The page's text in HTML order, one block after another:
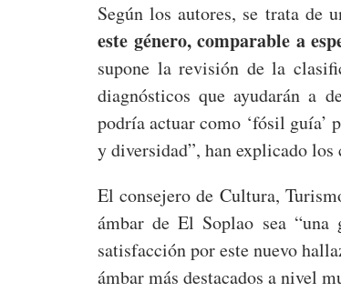
Según los autores, se trata de
este género, comparable a
supone la revisión de la
diagnósticos que ayudarán a
podría actuar como ‘fósil guía’
y diversidad”, han explicado
El consejero de Cultura,
ámbar de El Soplao sea
satisfacción por este nuevo
ámbar más destacados a nivel